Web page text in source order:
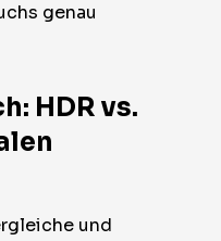
genau
HDR vs.
und